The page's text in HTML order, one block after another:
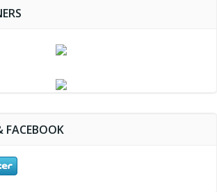
FACEBOOK